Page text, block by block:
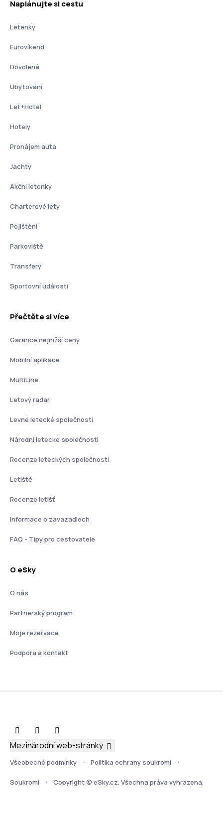
Naplánujte si cestu
Letenky
Eurovíkend
Dovolená
Ubytování
Let+Hotel
Hotely
Pronájem auta
Jachty
Akční letenky
Charterové lety
Pojištění
Parkoviště
Transfery
Sportovní události
Přečtěte si více
Garance nejnižší ceny
Mobilní aplikace
MultiLine
Letový radar
Levné letecké společnosti
Národní letecké společnosti
Recenze leteckých společností
Letiště
Recenze letišť
Informace o zavazadlech
FAQ - Tipy pro cestovatele
O eSky
O nás
Partnerský program
Moje rezervace
Podpora a kontakt
Všeobecné podmínky Politika ochrany soukromí
Soukromí Copyright © eSky.cz. Všechna práva vyhrazena.
Mezinárodní web-stránky